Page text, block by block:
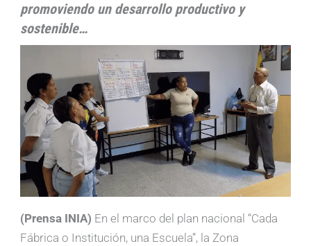
promoviendo un desarrollo productivo y
sostenible…
(Prensa INIA) En el marco del plan nacional “Cada
Fábrica o Institución, una Escuela”, la Zona